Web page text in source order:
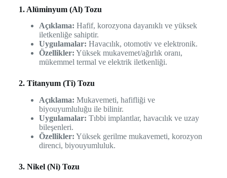
1. Alüminyum (Al) Tozu
Açıklama: Hafif, korozyona dayanıklı ve yüksek
iletkenliğe sahiptir.
Uygulamalar: Havacılık, otomotiv ve elektronik.
Özellikler: Yüksek mukavemet/ağırlık oranı,
mükemmel termal ve elektrik iletkenliği.
2. Titanyum (Ti) Tozu
Açıklama: Mukavemeti, hafifliği ve
biyouyumluluğu ile bilinir.
Uygulamalar: Tıbbi implantlar, havacılık ve uzay
bileşenleri.
Özellikler: Yüksek gerilme mukavemeti, korozyon
direnci, biyouyumluluk.
3. Nikel (Ni) Tozu